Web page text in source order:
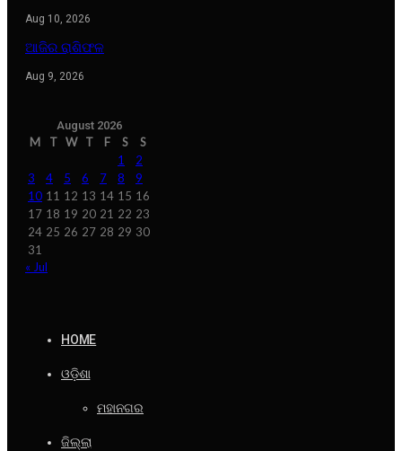
Aug 10, 2026
ଆଜିର ରାଶିଫଳ
Aug 9, 2026
August 2026
M T W T F S
S
1
2
3
4 5 6 7 8
9
10 11 12 13 14 15 16
17 18 19 20 21 22 23
24 25 26 27 28 29 30
31
« Jul
HOME
ଓଡ଼ିଶା
ମହାନଗର
ଜିଲ୍ଲା